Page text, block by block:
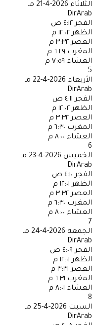
الثلاثاء 2026-4-21 مـ
DirArab
الفجر ٤:١٢ ص
الظهر ١٢:٠٢ م
العصر ٣:٣٢ م
المغرب ٦:٢٩ م
العشاء ٧:٥٩ م
5
الأربعاء 2026-4-22 مـ
DirArab
الفجر ٤:١١ ص
الظهر ١٢:٠٢ م
العصر ٣:٣٢ م
المغرب ٦:٣٠ م
العشاء ٨:٠٠ م
6
الخميس 2026-4-23 مـ
DirArab
الفجر ٤:١٠ ص
الظهر ١٢:٠١ م
العصر ٣:٣٢ م
المغرب ٦:٣٠ م
العشاء ٨:٠٠ م
7
الجمعة 2026-4-24 مـ
DirArab
الفجر ٤:٠٩ ص
الظهر ١٢:٠١ م
العصر ٣:٣١ م
المغرب ٦:٣١ م
العشاء ٨:٠١ م
8
السبت 2026-4-25 مـ
DirArab